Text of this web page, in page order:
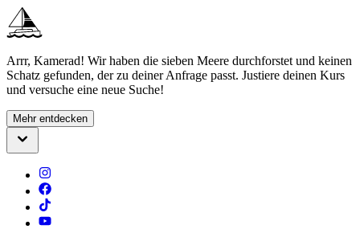
Arrr, Kamerad! Wir haben die sieben Meere durchforstet und keinen
Schatz gefunden, der zu deiner Anfrage passt. Justiere deinen Kurs
und versuche eine neue Suche!
Mehr entdecken